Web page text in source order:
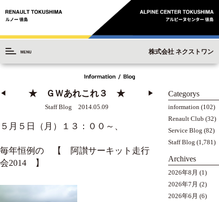
株式会社 ネクストワン
◀︎ ★ ＧＷあれこれ３ ★
Staff Blog 2014.05.09
▶︎
５月５日（月）１３：００～、
毎年恒例の 【 阿讃サーキット走行
会2014 】
Categorys
information (102)
Renault Club (32)
Service Blog (82)
Staff Blog (1,781)
Archives
2026年8月 (1)
2026年7月 (2)
2026年6月 (6)